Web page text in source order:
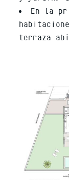
En la
terraza